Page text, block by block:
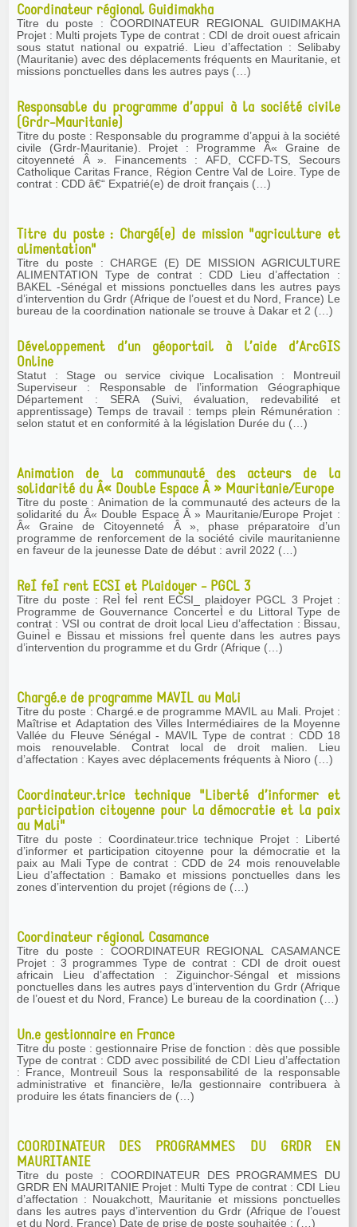
Coordinateur régional Guidimakha
Titre du poste : COORDINATEUR REGIONAL GUIDIMAKHA
Projet : Multi projets Type de contrat : CDI de droit ouest africain
sous statut national ou expatrié. Lieu d’affectation : Selibaby
(Mauritanie) avec des déplacements fréquents en Mauritanie, et
missions ponctuelles dans les autres pays (…)
Responsable du programme d’appui à la société civile
(Grdr-Mauritanie)
Titre du poste : Responsable du programme d’appui à la société
civile (Grdr-Mauritanie). Projet : Programme Â« Graine de
citoyenneté Â ». Financements : AFD, CCFD-TS, Secours
Catholique Caritas France, Région Centre Val de Loire. Type de
contrat : CDD â€“ Expatrié(e) de droit français (…)
Titre du poste : Chargé(e) de mission "agriculture et
alimentation"
Titre du poste : CHARGE (E) DE MISSION AGRICULTURE
ALIMENTATION Type de contrat : CDD Lieu d’affectation :
BAKEL -Sénégal et missions ponctuelles dans les autres pays
d’intervention du Grdr (Afrique de l’ouest et du Nord, France) Le
bureau de la coordination nationale se trouve à Dakar et 2 (…)
Développement d’un géoportail à l’aide d’ArcGIS
Online
Statut : Stage ou service civique Localisation : Montreuil
Superviseur : Responsable de l’information Géographique
Département : SERA (Suivi, évaluation, redevabilité et
apprentissage) Temps de travail : temps plein Rémunération :
selon statut et en conformité à la législation Durée du (…)
Animation de la communauté des acteurs de la
solidarité du Â« Double Espace Â » Mauritanie/Europe
Titre du poste : Animation de la communauté des acteurs de la
solidarité du Â« Double Espace Â » Mauritanie/Europe Projet :
Â« Graine de Citoyenneté Â », phase préparatoire d’un
programme de renforcement de la société civile mauritanienne
en faveur de la jeunesse Date de début : avril 2022 (…)
ReÌ feÌ rent ECSI et Plaidoyer - PGCL 3
Titre du poste : ReÌ feÌ rent ECSI_ plaidoyer PGCL 3 Projet :
Programme de Gouvernance ConcerteÌ e du Littoral Type de
contrat : VSI ou contrat de droit local Lieu d’affectation : Bissau,
GuineÌ e Bissau et missions freÌ quente dans les autres pays
d’intervention du programme et du Grdr (Afrique (…)
Chargé.e de programme MAVIL au Mali
Titre du poste : Chargé.e de programme MAVIL au Mali. Projet :
Maîtrise et Adaptation des Villes Intermédiaires de la Moyenne
Vallée du Fleuve Sénégal - MAVIL Type de contrat : CDD 18
mois renouvelable. Contrat local de droit malien. Lieu
d’affectation : Kayes avec déplacements fréquents à Nioro (…)
Coordinateur.trice technique "Liberté d’informer et
participation citoyenne pour la démocratie et la paix
au Mali"
Titre du poste : Coordinateur.trice technique Projet : Liberté
d’informer et participation citoyenne pour la démocratie et la
paix au Mali Type de contrat : CDD de 24 mois renouvelable
Lieu d’affectation : Bamako et missions ponctuelles dans les
zones d’intervention du projet (régions de (…)
Coordinateur régional Casamance
Titre du poste : COORDINATEUR REGIONAL CASAMANCE
Projet : 3 programmes Type de contrat : CDI de droit ouest
africain Lieu d’affectation : Ziguinchor-Séngal et missions
ponctuelles dans les autres pays d’intervention du Grdr (Afrique
de l’ouest et du Nord, France) Le bureau de la coordination (…)
Un.e gestionnaire en France
Titre du poste : gestionnaire Prise de fonction : dès que possible
Type de contrat : CDD avec possibilité de CDI Lieu d’affectation
: France, Montreuil Sous la responsabilité de la responsable
administrative et financière, le/la gestionnaire contribuera à
produire les états financiers de (…)
COORDINATEUR DES PROGRAMMES DU GRDR EN
MAURITANIE
Titre du poste : COORDINATEUR DES PROGRAMMES DU
GRDR EN MAURITANIE Projet : Multi Type de contrat : CDI Lieu
d’affectation : Nouakchott, Mauritanie et missions ponctuelles
dans les autres pays d’intervention du Grdr (Afrique de l’ouest
et du Nord, France) Date de prise de poste souhaitée : (…)